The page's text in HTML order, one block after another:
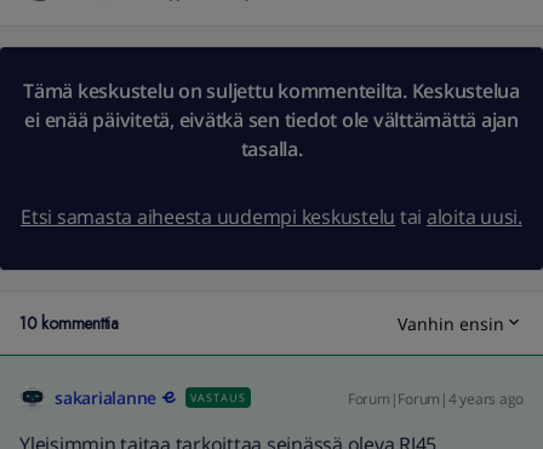
Tämä keskustelu on suljettu kommenteilta. Keskustelua
ei enää päivitetä, eivätkä sen tiedot ole välttämättä ajan
tasalla.
Etsi samasta aiheesta uudempi keskustelu tai aloita uusi.
10 kommenttia Vanhin ensin
sakarialanne VASTAUS Forum|Forum|4 years ago